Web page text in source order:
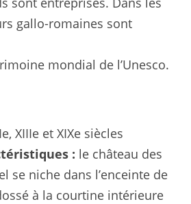
gallo-romaines sont
mondial de l’Unesco.
XIIIe et XIXe siècles
: le château des
se niche dans l’enceinte de
à la courtine intérieure